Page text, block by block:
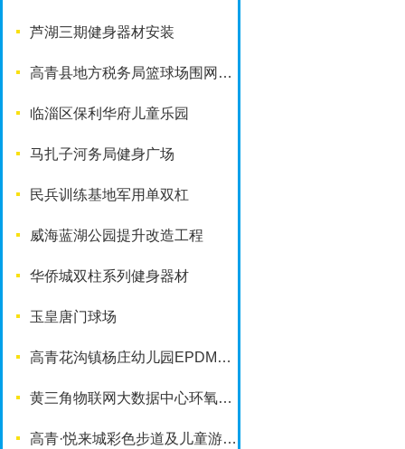
芦湖三期健身器材安装
高青县地方税务局篮球场围网工程
临淄区保利华府儿童乐园
马扎子河务局健身广场
民兵训练基地军用单双杠
威海蓝湖公园提升改造工程
华侨城双柱系列健身器材
玉皇唐门球场
高青花沟镇杨庄幼儿园EPDM塑胶地面
黄三角物联网大数据中心环氧地坪项目
高青·悦来城彩色步道及儿童游乐设施